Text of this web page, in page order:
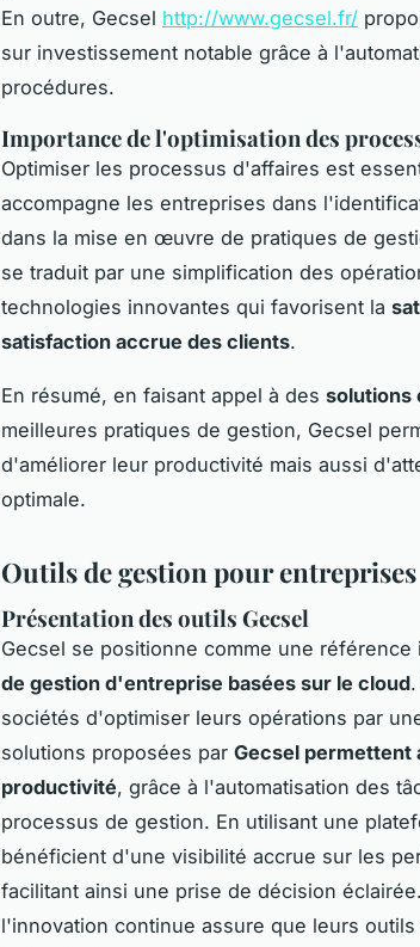
En outre, Gecsel http://www.gecsel.fr/
sur investissement notable grâce à
procédures.
Importance de l'optimisation des
Optimiser les processus d'affaires est
accompagne les entreprises dans
dans la mise en œuvre de pratiques de
se traduit par une simplification des
technologies innovantes qui favorisent la
satisfaction accrue des clients.
En résumé, en faisant appel à des solutions
meilleures pratiques de gestion, Gecsel
d'améliorer leur productivité mais aussi
optimale.
Outils de gestion pour entreprises
Présentation des outils Gecsel
Gecsel se positionne comme une
de gestion d'entreprise basées sur le cloud
sociétés d'optimiser leurs opérations par
solutions proposées par Gecsel permettent
productivité, grâce à l'automatisation des
processus de gestion. En utilisant une
bénéficient d'une visibilité accrue sur les
facilitant ainsi une prise de décision
l'innovation continue assure que leurs